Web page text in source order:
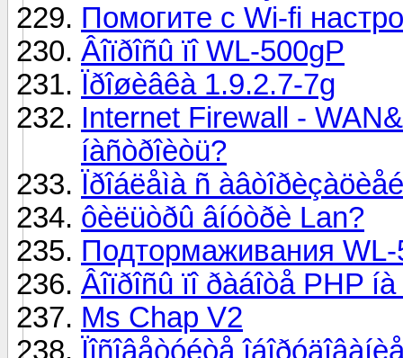
Помогите с Wi-fi
Âîïðîñû ïî WL-500gP
Ïðîøèâêà 1.9.2.7-7g
Internet Firewall -
íàñòðîèòü?
Ïðîáëåìà ñ
ôèëüòðû âíóòðè Lan?
Подтормаживания
Âîïðîñû ïî ðàáîòå PHP íà
Ms Chap V2
Ïîñîâåòóéòå